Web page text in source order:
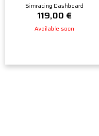
Simracing Dashboard
119,00 €
Available soon